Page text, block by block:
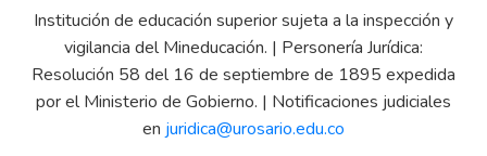
Institución de educación superior sujeta a la inspección y
vigilancia del Mineducación. | Personería Jurídica:
Resolución 58 del 16 de septiembre de 1895 expedida
por el Ministerio de Gobierno. | Notificaciones judiciales
en juridica@urosario.edu.co